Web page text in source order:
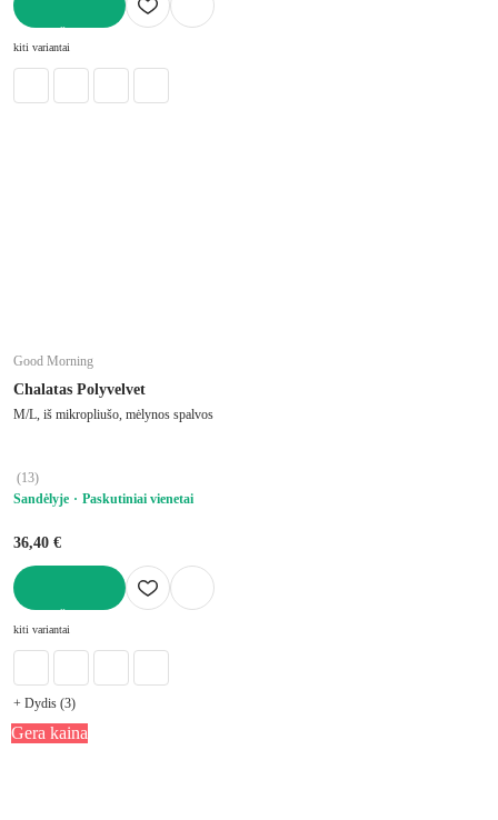
kiti variantai
Good Morning
Chalatas Polyvelvet
M/L, iš mikropliušo, mėlynos spalvos
(13)
Sandėlyje
Paskutiniai vienetai
36,40 €
kiti variantai
+ Dydis (3)
Gera kaina